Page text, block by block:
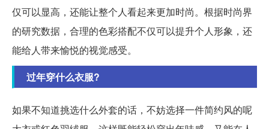
仅可以显高，还能让整个人看起来更加时尚。根据时尚界
的研究数据，合理的色彩搭配不仅可以提升个人形象，还
能给人带来愉悦的视觉感受。
过年穿什么衣服?
如果不知道挑选什么外套的话，不妨选择一件简约风的呢